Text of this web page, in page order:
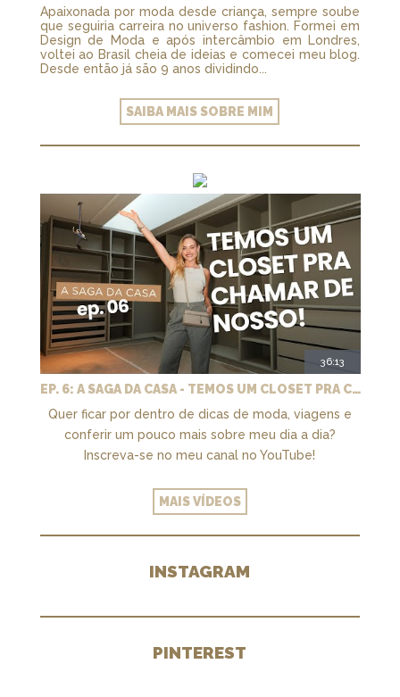
Apaixonada por moda desde criança, sempre soube
que seguiria carreira no universo fashion. Formei em
Design de Moda e após intercâmbio em Londres,
voltei ao Brasil cheia de ideias e comecei meu blog.
Desde então já são 9 anos dividindo...
SAIBA MAIS SOBRE MIM
36:13
EP. 6: A SAGA DA CASA - TEMOS UM CLOSET PRA CHAMAR DE NOSSO + MARCENARIA E PAISAGISMO
Quer ficar por dentro de dicas de moda, viagens e
conferir um pouco mais sobre meu dia a dia?
Inscreva-se no meu canal no YouTube!
MAIS VÍDEOS
INSTAGRAM
PINTEREST